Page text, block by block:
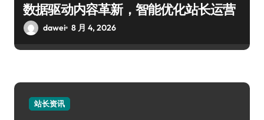
数据驱动内容革新，智能优化站长运营
dawei 8 月 4, 2026
站长资讯